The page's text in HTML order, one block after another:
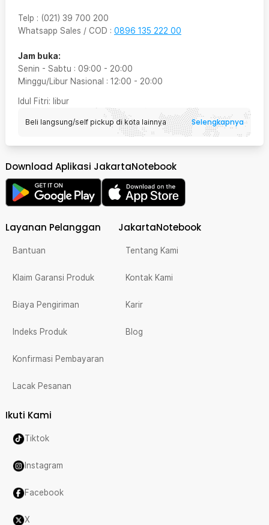
Telp : (021) 39 700 200
Whatsapp Sales / COD : 0896 135 222 00
Jam buka:
Senin - Sabtu : 09:00 - 20:00
Minggu/Libur Nasional : 12:00 - 20:00
Idul Fitri: libur
Beli langsung/self pickup di kota lainnya Selengkapnya
Download Aplikasi JakartaNotebook
Layanan Pelanggan
Bantuan
Klaim Garansi Produk
Biaya Pengiriman
Indeks Produk
Konfirmasi Pembayaran
Lacak Pesanan
JakartaNotebook
Tentang Kami
Kontak Kami
Karir
Blog
Ikuti Kami
Tiktok
Instagram
Facebook
X